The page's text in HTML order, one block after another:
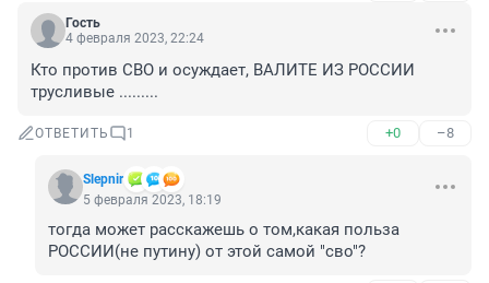
Гость
4 февраля 2023, 22:24
Кто против СВО и осуждает, ВАЛИТЕ ИЗ РОССИИ
трусливые .........
ОТВЕТИТЬ 1 +0 –8
Slepnir
5 февраля 2023, 18:19
тогда может расскажешь о том,какая польза
РОССИИ(не путину) от этой самой "сво"?